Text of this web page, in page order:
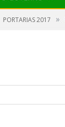
PORTARIAS 2017 »